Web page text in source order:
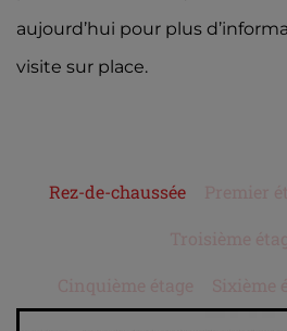
aujourd’hui pour plus
visite sur place.
Rez-de-chaussée